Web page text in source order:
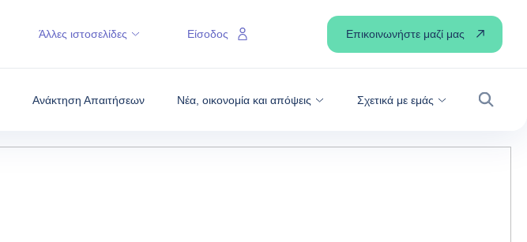
Ανάκτηση Απαιτήσεων Νέα, οικονομία και απόψεις Σχετικά με εμάς
Άλλες ιστοσελίδες Είσοδος Επικοινωνήστε μαζί μας